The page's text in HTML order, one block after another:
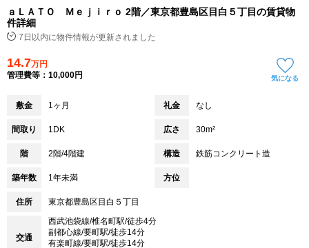
ａＬＡＴＯ Ｍｅｊｉｒｏ 2階／東京都豊島区目白５丁目の賃貸物
件詳細
7日以内に物件情報が更新されました
14.7万円
管理費等：10,000円
気になる
敷金 1ヶ月 礼金 なし
間取り 1DK 広さ 30m²
階 2階/4階建 構造 鉄筋コンクリート造
築年数 1年未満 方位
住所 東京都豊島区目白５丁目
交通
西武池袋線/椎名町駅/徒歩4分
副都心線/要町駅/徒歩14分
有楽町線/要町駅/徒歩14分